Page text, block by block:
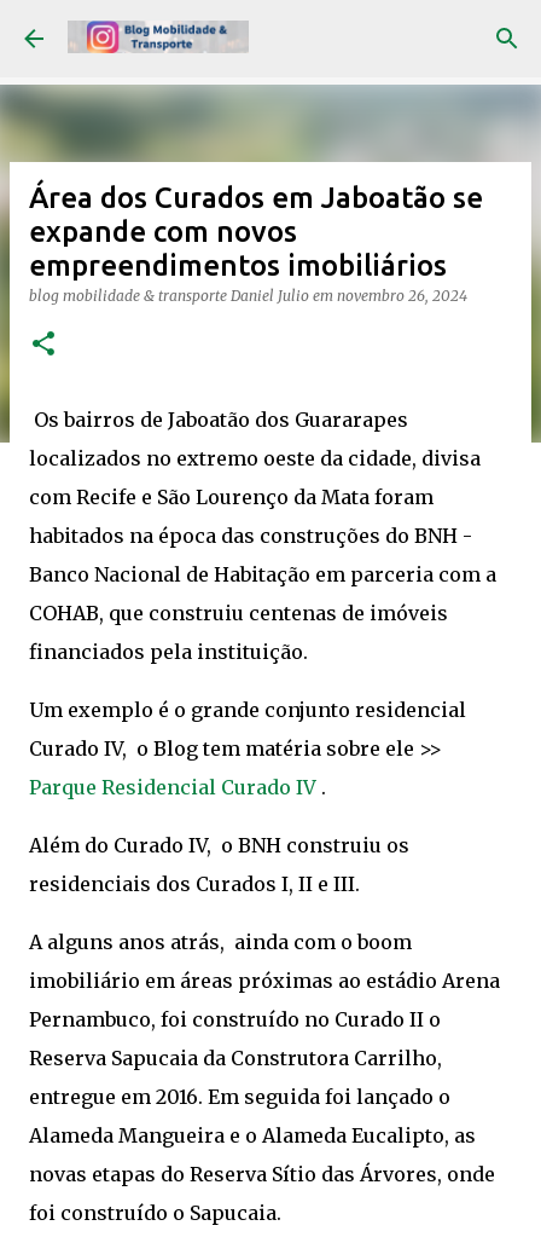
Pular para o conteúdo principal
Área dos Curados em Jaboatão se
expande com novos
empreendimentos imobiliários
blog mobilidade & transporte Daniel Julio em novembro 26, 2024
Os bairros de Jaboatão dos Guararapes
localizados no extremo oeste da cidade, divisa
com Recife e São Lourenço da Mata foram
habitados na época das construções do BNH -
Banco Nacional de Habitação em parceria com a
COHAB, que construiu centenas de imóveis
financiados pela instituição.
Um exemplo é o grande conjunto residencial
Curado IV, o Blog tem matéria sobre ele >>
Parque Residencial Curado IV .
Além do Curado IV, o BNH construiu os
residenciais dos Curados I, II e III.
A alguns anos atrás, ainda com o boom
imobiliário em áreas próximas ao estádio Arena
Pernambuco, foi construído no Curado II o
Reserva Sapucaia da Construtora Carrilho,
entregue em 2016. Em seguida foi lançado o
Alameda Mangueira e o Alameda Eucalipto, as
novas etapas do Reserva Sítio das Árvores, onde
foi construído o Sapucaia.